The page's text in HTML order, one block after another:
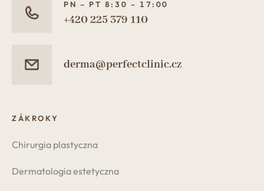
PN – PT 8:30 – 17:00
+420 225 379 110
derma@perfectclinic.cz
ZÁKROKY
Chirurgia plastyczna
Dermatologia estetyczna